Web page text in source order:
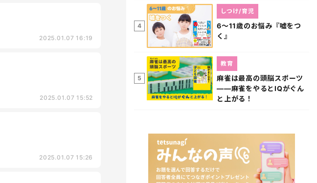
2025.01.07 16:19
2025.01.07 15:52
2025.01.07 15:26
4
6～11歳のお悩み『嘘をつ
く』
しつけ/育児
5
麻雀は最高の頭脳スポーツ
――麻雀をやるとIQがぐん
と上がる！
教育